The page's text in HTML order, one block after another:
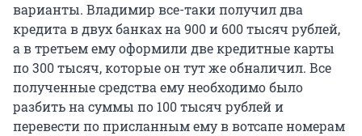
варианты. Владимир все-таки получил два
кредита в двух банках на 900 и 600 тысяч рублей,
а в третьем ему оформили две кредитные карты
по 300 тысяч, которые он тут же обналичил. Все
полученные средства ему необходимо было
разбить на суммы по 100 тысяч рублей и
перевести по присланным ему в вотсапе номерам